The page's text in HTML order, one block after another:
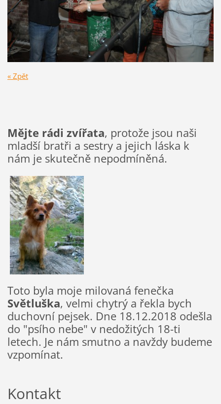
« Zpět
Mějte rádi zvířata, protože jsou naši
mladší bratři a sestry a jejich láska k
nám je skutečně nepodmíněná.
Toto byla moje milovaná fenečka
Světluška, velmi chytrý a řekla bych
duchovní pejsek. Dne 18.12.2018 odešla
do "psího nebe" v nedožitých 18-ti
letech. Je nám smutno a navždy budeme
vzpomínat.
Kontakt